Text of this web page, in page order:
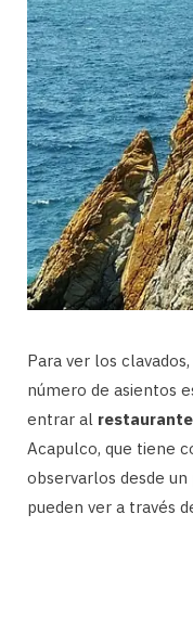
Para ver los
número de asientos
entrar al
Acapulco, que tiene
observarlos desde
pueden ver a través